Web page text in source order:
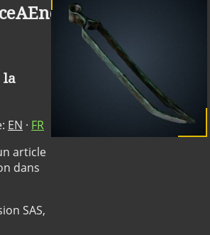
la
EN · FR
article
dans
SAS,